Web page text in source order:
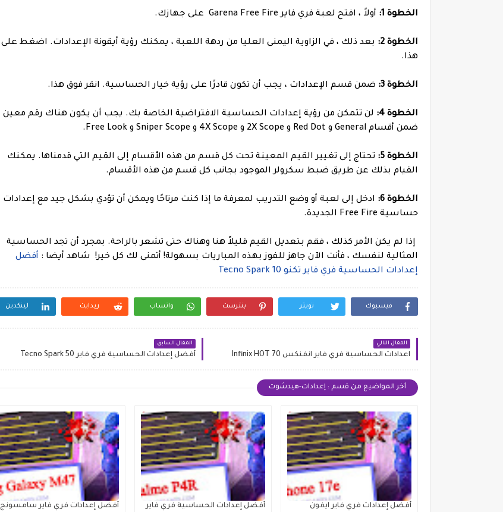
الخطوة 1: أولاً ، افتح لعبة فري فاير Garena Free Fire على جهازك.
الخطوة 2:
بعد ذلك ، في الزاوية اليمنى العليا من ردهة اللعبة ، يمكنك رؤية أيقونة الإعدادات. اضغط على
هذا.
الخطوة 3: ضمن قسم الإعدادات ، يجب أن تكون قادرًا على رؤية خيار الحساسية. انقر فوق هذا.
الخطوة 4:
لن تتمكن من رؤية إعدادات الحساسية الافتراضية الخاصة بك. يجب أن يكون هناك رقم معين
ضمن أقسام General و Red Dot و 2X Scope و 4X Scope و Sniper Scope و Free Look.
الخطوة 5:
تحتاج إلى تغيير القيم المعينة تحت كل قسم من هذه الأقسام إلى القيم التي قدمناها. يمكنك
القيام بذلك عن طريق ضبط سكرولر الموجود بجانب كل قسم من هذه الأقسام.
الخطوة 6:
ادخل إلى لعبة أو وضع التدريب لمعرفة ما إذا كنت مرتاحًا ويمكن أن تؤدي بشكل جيد مع إعدادات
حساسية Free Fire الجديدة.
إذا لم يكن الأمر كذلك ، فقم بتعديل القيم قليلاً هنا وهناك حتى تشعر بالراحة. بمجرد أن تجد الحساسية
المثالية لنفسك ، فأنت الآن جاهز للفوز بهذه المباريات بسهولة! أتمنى لك كل خير!
شاهد أيضا : أفضل
إعدادات الحساسية فري فاير تكنو Tecno Spark 10
فيسبوك تويتر بنترست واتساب ريدايت لينكدين
المقال التالي
اعدادات الحساسية فري فاير انفنكس Infinix HOT 70
المقال السابق
أفضل إعدادات الحساسية فري فاير Tecno Spark 50
أخر المواضيع من قسم : إعدادات-هيدشوت
أفضل إعدادات فري فاير ايفون
أفضل إعدادات الحساسية فري فاير
أفضل إعدادات فري فاير سامسونج